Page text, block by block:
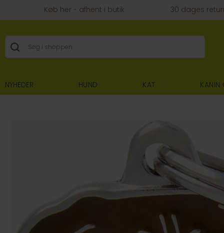
Køb her - afhent i butik 30 dages
NYHEDER HUND KAT KANIN